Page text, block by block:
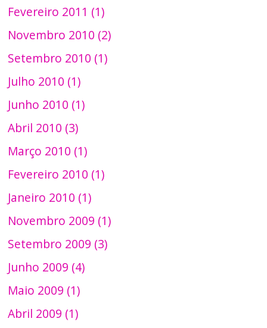
Fevereiro 2011 (1)
Novembro 2010 (2)
Setembro 2010 (1)
Julho 2010 (1)
Junho 2010 (1)
Abril 2010 (3)
Março 2010 (1)
Fevereiro 2010 (1)
Janeiro 2010 (1)
Novembro 2009 (1)
Setembro 2009 (3)
Junho 2009 (4)
Maio 2009 (1)
Abril 2009 (1)